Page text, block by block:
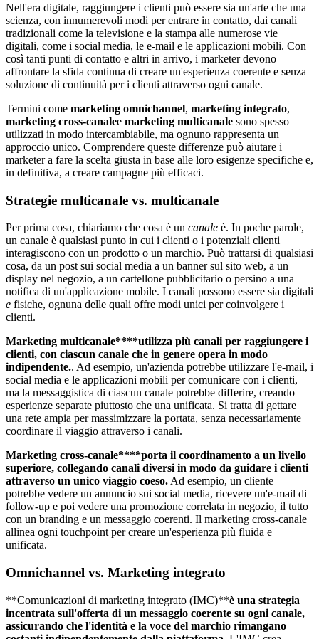
Nell'era digitale, raggiungere i clienti può essere sia un'arte che una
scienza, con innumerevoli modi per entrare in contatto, dai canali
tradizionali come la televisione e la stampa alle numerose vie
digitali, come i social media, le e-mail e le applicazioni mobili. Con
così tanti punti di contatto e altri in arrivo, i marketer devono
affrontare la sfida continua di creare un'esperienza coerente e senza
soluzione di continuità per i clienti attraverso ogni canale.
Termini come marketing omnichannel, marketing integrato,
marketing cross-canalee marketing multicanale sono spesso
utilizzati in modo intercambiabile, ma ognuno rappresenta un
approccio unico. Comprendere queste differenze può aiutare i
marketer a fare la scelta giusta in base alle loro esigenze specifiche e,
in definitiva, a creare campagne più efficaci.
Strategie multicanale vs. multicanale
Per prima cosa, chiariamo che cosa è un canale è. In poche parole,
un canale è qualsiasi punto in cui i clienti o i potenziali clienti
interagiscono con un prodotto o un marchio. Può trattarsi di qualsiasi
cosa, da un post sui social media a un banner sul sito web, a un
display nel negozio, a un cartellone pubblicitario o persino a una
notifica di un'applicazione mobile. I canali possono essere sia digitali
e fisiche, ognuna delle quali offre modi unici per coinvolgere i
clienti.
Marketing multicanale****utilizza più canali per raggiungere i
clienti, con ciascun canale che in genere opera in modo
indipendente.. Ad esempio, un'azienda potrebbe utilizzare l'e-mail, i
social media e le applicazioni mobili per comunicare con i clienti,
ma la messaggistica di ciascun canale potrebbe differire, creando
esperienze separate piuttosto che una unificata. Si tratta di gettare
una rete ampia per massimizzare la portata, senza necessariamente
coordinare il viaggio attraverso i canali.
Marketing cross-canale****porta il coordinamento a un livello
superiore, collegando canali diversi in modo da guidare i clienti
attraverso un unico viaggio coeso. Ad esempio, un cliente
potrebbe vedere un annuncio sui social media, ricevere un'e-mail di
follow-up e poi vedere una promozione correlata in negozio, il tutto
con un branding e un messaggio coerenti. Il marketing cross-canale
allinea ogni touchpoint per creare un'esperienza più fluida e
unificata.
Omnichannel vs. Marketing integrato
**Comunicazioni di marketing integrato (IMC)**è una strategia
incentrata sull'offerta di un messaggio coerente su ogni canale,
assicurando che l'identità e la voce del marchio rimangano